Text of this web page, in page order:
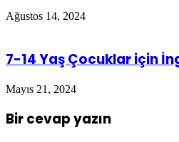
Ağustos 14, 2024
7-14 Yaş Çocuklar için
Mayıs 21, 2024
Bir cevap yazın